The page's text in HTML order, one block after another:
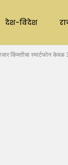
देश-विदेश
किंमतीचा स्मार्टफोन